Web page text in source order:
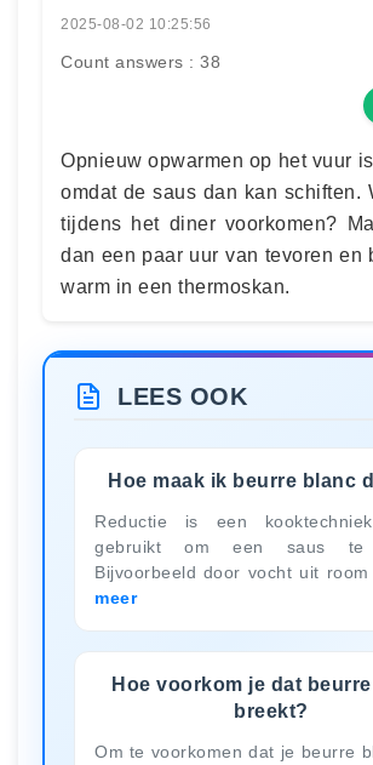
2025-08-02 10:25:56
Count answers : 38
Opnieuw opwarmen op het vuur
omdat de saus dan kan schiften.
tijdens het diner voorkomen?
dan een paar uur van tevoren en
warm in een thermoskan.
LEES OOK
Hoe maak ik beurre blanc
Reductie is een
gebruikt om een saus te
Bijvoorbeeld door vocht uit room
meer
Hoe voorkom je dat
breekt?
Om te voorkomen dat je beurre